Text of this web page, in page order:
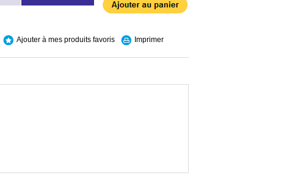
Ajouter à mes produits favoris Imprimer